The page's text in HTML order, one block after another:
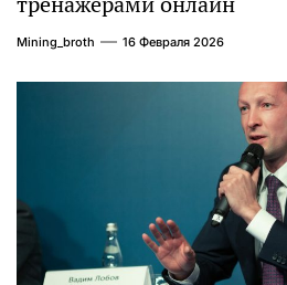
Mining_broth 16 Февраля 2026